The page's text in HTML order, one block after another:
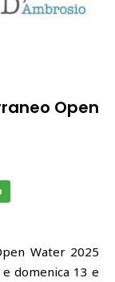
Open
Water 2025
domenica 13 e